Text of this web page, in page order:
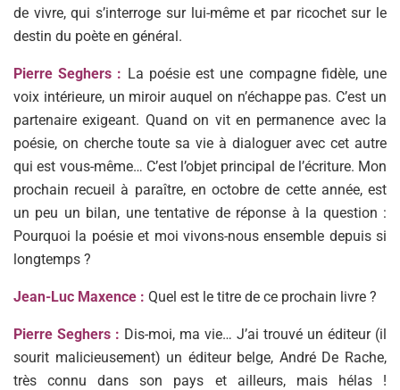
de vivre, qui s’interroge sur lui-même et par ricochet sur le
destin du poète en général.
Pierre Seghers : La poésie est une compagne fidèle, une
voix intérieure, un miroir auquel on n’échappe pas. C’est un
partenaire exigeant. Quand on vit en permanence avec la
poésie, on cherche toute sa vie à dialoguer avec cet autre
qui est vous-même… C’est l’objet principal de l’écriture. Mon
prochain recueil à paraître, en octobre de cette année, est
un peu un bilan, une tentative de réponse à la question :
Pourquoi la poésie et moi vivons-nous ensemble depuis si
longtemps ?
Jean-Luc Maxence : Quel est le titre de ce prochain livre ?
Pierre Seghers : Dis-moi, ma vie… J’ai trouvé un éditeur (il
sourit malicieusement) un éditeur belge, André De Rache,
très connu dans son pays et ailleurs, mais hélas !